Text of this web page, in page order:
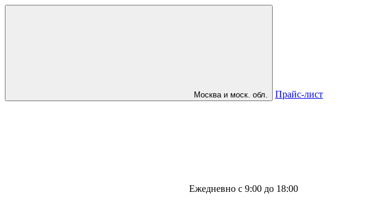
Москва и моск. обл. Прайс-лист
Ежедневно с 9:00 до 18:00